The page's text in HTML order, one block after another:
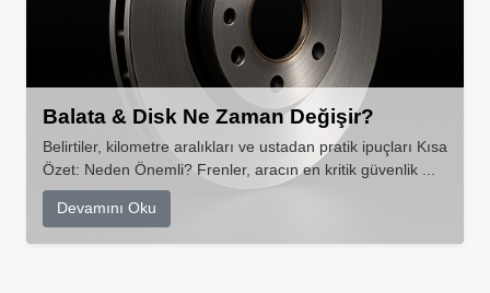
Balata & Disk Ne Zaman Değişir?
Belirtiler, kilometre aralıkları ve ustadan pratik ipuçları Kısa
Özet: Neden Önemli? Frenler, aracın en kritik güvenlik ...
Devamını Oku